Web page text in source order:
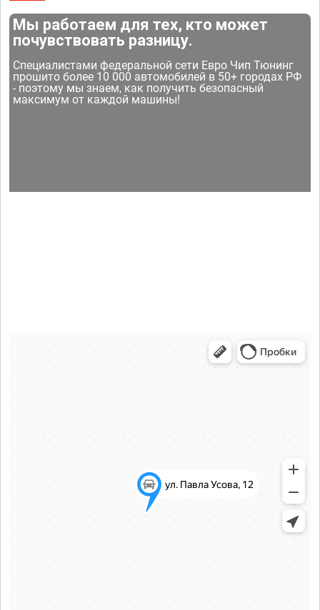
Мы работаем для тех, кто может
почувствовать разницу.
Специалистами федеральной сети Евро Чип Тюнинг
прошито более 10 000 автомобилей в 50+ городах РФ
- поэтому мы знаем, как получить безопасный
максимум от каждой машины!